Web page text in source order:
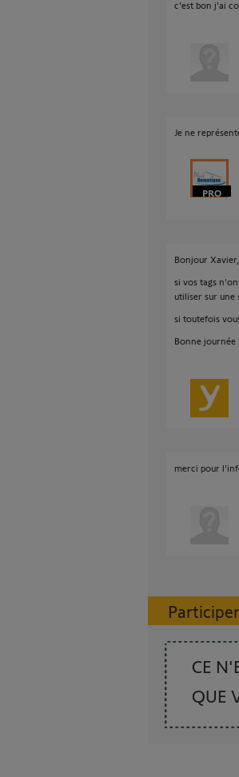
c'est bon j'ai
Je ne
Bonjour Xavier,
si vos tags
utiliser sur une
si toutefois
Bonne journée
merci pour
CE
QUE